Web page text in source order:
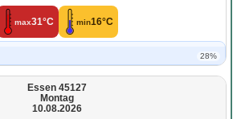
max31°C min16°C
28%
Essen 45127
Montag
10.08.2026